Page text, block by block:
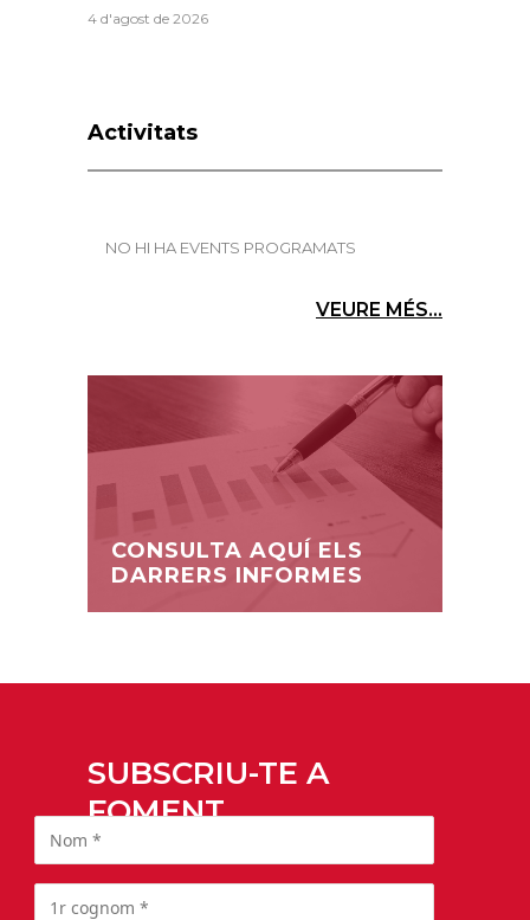
4 d'agost de 2026
Activitats
NO HI HA EVENTS PROGRAMATS
VEURE MÉS...
CONSULTA AQUÍ ELS
DARRERS INFORMES
SUBSCRIU-TE A
FOMENT